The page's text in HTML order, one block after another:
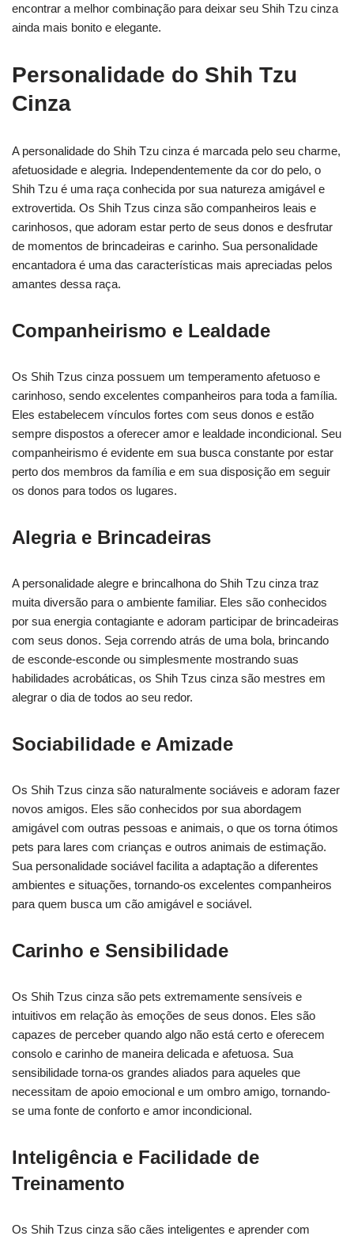
encontrar a melhor combinação para deixar seu Shih Tzu cinza
ainda mais bonito e elegante.
Personalidade do Shih Tzu
Cinza
A personalidade do Shih Tzu cinza é marcada pelo seu charme,
afetuosidade e alegria. Independentemente da cor do pelo, o
Shih Tzu é uma raça conhecida por sua natureza amigável e
extrovertida. Os Shih Tzus cinza são companheiros leais e
carinhosos, que adoram estar perto de seus donos e desfrutar
de momentos de brincadeiras e carinho. Sua personalidade
encantadora é uma das características mais apreciadas pelos
amantes dessa raça.
Companheirismo e Lealdade
Os Shih Tzus cinza possuem um temperamento afetuoso e
carinhoso, sendo excelentes companheiros para toda a família.
Eles estabelecem vínculos fortes com seus donos e estão
sempre dispostos a oferecer amor e lealdade incondicional. Seu
companheirismo é evidente em sua busca constante por estar
perto dos membros da família e em sua disposição em seguir
os donos para todos os lugares.
Alegria e Brincadeiras
A personalidade alegre e brincalhona do Shih Tzu cinza traz
muita diversão para o ambiente familiar. Eles são conhecidos
por sua energia contagiante e adoram participar de brincadeiras
com seus donos. Seja correndo atrás de uma bola, brincando
de esconde-esconde ou simplesmente mostrando suas
habilidades acrobáticas, os Shih Tzus cinza são mestres em
alegrar o dia de todos ao seu redor.
Sociabilidade e Amizade
Os Shih Tzus cinza são naturalmente sociáveis e adoram fazer
novos amigos. Eles são conhecidos por sua abordagem
amigável com outras pessoas e animais, o que os torna ótimos
pets para lares com crianças e outros animais de estimação.
Sua personalidade sociável facilita a adaptação a diferentes
ambientes e situações, tornando-os excelentes companheiros
para quem busca um cão amigável e sociável.
Carinho e Sensibilidade
Os Shih Tzus cinza são pets extremamente sensíveis e
intuitivos em relação às emoções de seus donos. Eles são
capazes de perceber quando algo não está certo e oferecem
consolo e carinho de maneira delicada e afetuosa. Sua
sensibilidade torna-os grandes aliados para aqueles que
necessitam de apoio emocional e um ombro amigo, tornando-
se uma fonte de conforto e amor incondicional.
Inteligência e Facilidade de
Treinamento
Os Shih Tzus cinza são cães inteligentes e aprender com